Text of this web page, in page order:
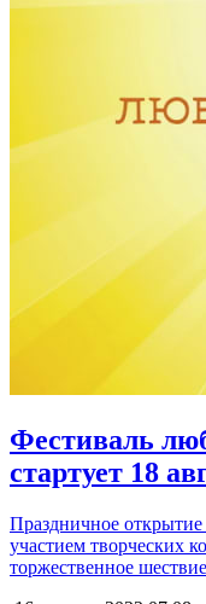
Фестиваль
стартует 18
Праздничное
участием творческих
торжественное